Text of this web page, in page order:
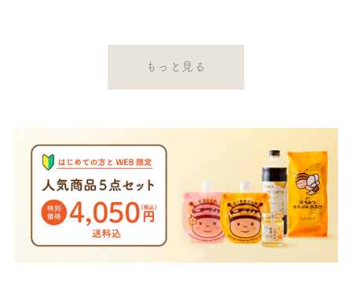
もっと見る